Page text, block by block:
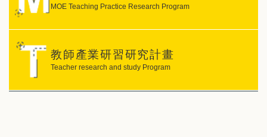
MOE Teaching Practice Research Program
教師產業研習研究計畫
Teacher research and study Program